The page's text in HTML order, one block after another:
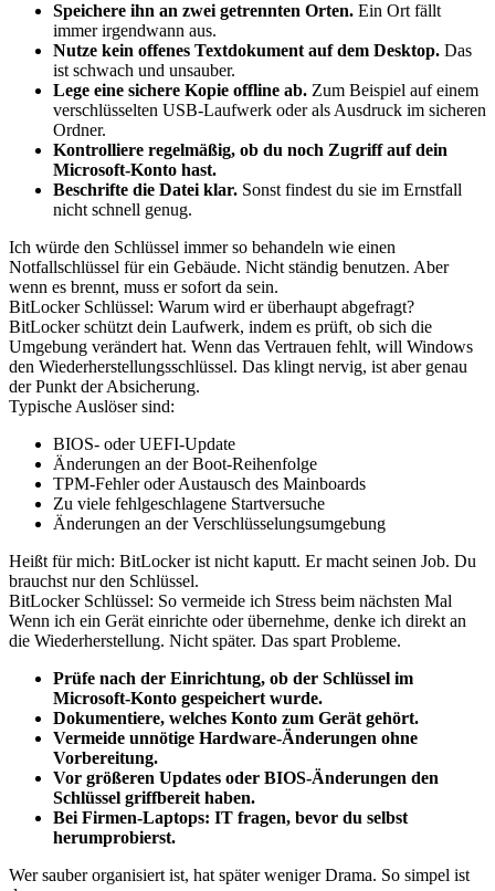
Speichere ihn an zwei getrennten Orten. Ein Ort fällt
immer irgendwann aus.
Nutze kein offenes Textdokument auf dem Desktop. Das
ist schwach und unsauber.
Lege eine sichere Kopie offline ab. Zum Beispiel auf einem
verschlüsselten USB-Laufwerk oder als Ausdruck im sicheren
Ordner.
Kontrolliere regelmäßig, ob du noch Zugriff auf dein
Microsoft-Konto hast.
Beschrifte die Datei klar. Sonst findest du sie im Ernstfall
nicht schnell genug.
Ich würde den Schlüssel immer so behandeln wie einen
Notfallschlüssel für ein Gebäude. Nicht ständig benutzen. Aber
wenn es brennt, muss er sofort da sein.
BitLocker Schlüssel: Warum wird er überhaupt abgefragt?
BitLocker schützt dein Laufwerk, indem es prüft, ob sich die
Umgebung verändert hat. Wenn das Vertrauen fehlt, will Windows
den Wiederherstellungsschlüssel. Das klingt nervig, ist aber genau
der Punkt der Absicherung.
Typische Auslöser sind:
BIOS- oder UEFI-Update
Änderungen an der Boot-Reihenfolge
TPM-Fehler oder Austausch des Mainboards
Zu viele fehlgeschlagene Startversuche
Änderungen an der Verschlüsselungsumgebung
Heißt für mich: BitLocker ist nicht kaputt. Er macht seinen Job. Du
brauchst nur den Schlüssel.
BitLocker Schlüssel: So vermeide ich Stress beim nächsten Mal
Wenn ich ein Gerät einrichte oder übernehme, denke ich direkt an
die Wiederherstellung. Nicht später. Das spart Probleme.
Prüfe nach der Einrichtung, ob der Schlüssel im
Microsoft-Konto gespeichert wurde.
Dokumentiere, welches Konto zum Gerät gehört.
Vermeide unnötige Hardware-Änderungen ohne
Vorbereitung.
Vor größeren Updates oder BIOS-Änderungen den
Schlüssel griffbereit haben.
Bei Firmen-Laptops: IT fragen, bevor du selbst
herumprobierst.
Wer sauber organisiert ist, hat später weniger Drama. So simpel ist